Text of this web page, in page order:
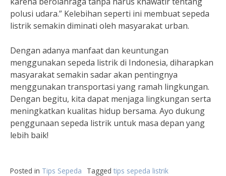
polusi udara.” Kelebihan seperti ini membuat sepeda
listrik semakin diminati oleh masyarakat urban.
Dengan adanya manfaat dan keuntungan
menggunakan sepeda listrik di Indonesia, diharapkan
masyarakat semakin sadar akan pentingnya
menggunakan transportasi yang ramah lingkungan.
Dengan begitu, kita dapat menjaga lingkungan serta
meningkatkan kualitas hidup bersama. Ayo dukung
penggunaan sepeda listrik untuk masa depan yang
lebih baik!
Posted in Tips Sepeda Tagged tips sepeda listrik